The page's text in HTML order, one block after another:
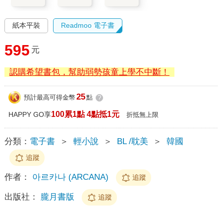
紙本平裝 Readmoo 電子書
595 元
認購希望書包，幫助弱勢孩童上學不中斷！
預計最高可得金幣 25點 ?
HAPPY GO享100累1點 4點抵1元 折抵無上限
分類： 電子書 ＞ 輕小說 ＞ BL /耽美 ＞ 韓國
追蹤
作者： 아르카나 (ARCANA) 追蹤
出版社： 朧月書版 追蹤